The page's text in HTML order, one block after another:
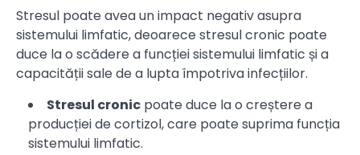
Stresul poate avea un impact negativ asupra
sistemului limfatic, deoarece stresul cronic poate
duce la o scădere a funcției sistemului limfatic și a
capacității sale de a lupta împotriva infecțiilor.
Stresul cronic poate duce la o creștere a
producției de cortizol, care poate suprima funcția
sistemului limfatic.